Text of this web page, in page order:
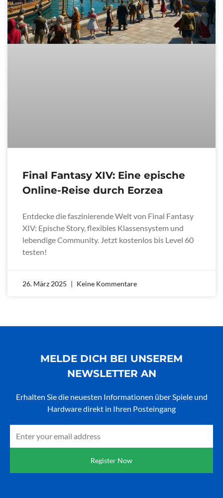
Final Fantasy XIV: Eine epische
Online-Reise durch Eorzea
Entdecke die faszinierende Welt von Final Fantasy
XIV: Epische Story, flexibles Klassensystem und
lebendige Community. Jetzt kostenlos bis Level 60
testen!
26. März 2025 Keine Kommentare
MELDE DICH BEI UNSEREM
NEWSLETTER AN
Erhalten Sie die neuesten Informationen über Spiele und
Hardware direkt in Ihren Posteingang
Register Now